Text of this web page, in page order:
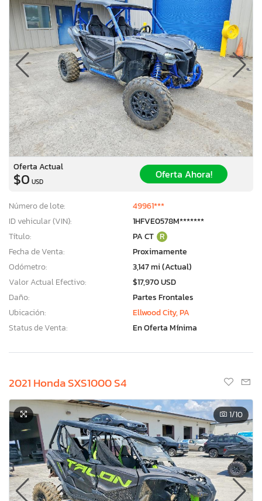
Oferta Actual
$0 USD
Oferta Ahora!
Número de lote:
49961***
ID vehicular (VIN):
1HFVE0578M*******
Título:
PA CT R
Fecha de Venta:
Proximamente
Odómetro:
3,147 mi (Actual)
Valor Actual Efectivo:
$17,970 USD
Daño:
Partes Frontales
Ubicación:
Ellwood City, PA
Status de Venta:
En Oferta Mínima
2021 Honda SXS1000 S4
1/10